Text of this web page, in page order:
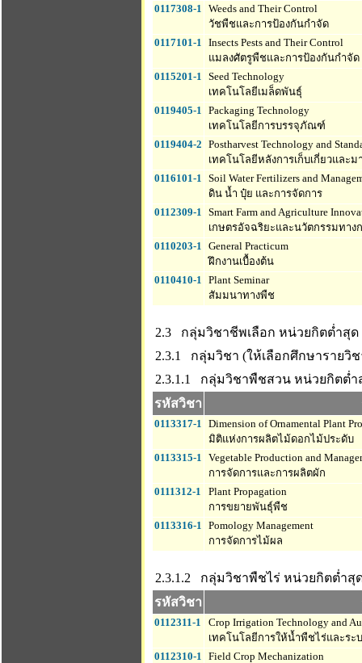
0117308-1 Weeds and Their Control
วัชพืชและการป้องกันกำจัด
0117101-1 Insects Pests and Their Control
แมลงศัตรูพืชและการป้องกันกำจัด
0115201-1 Seed Technology
เทคโนโลยีเมล็ดพันธุ์
0119405-1 Packaging Technology
เทคโนโลยีการบรรจุภัณฑ์
0119404-2 Postharvest Technology and
เทคโนโลยีหลังการเก็บเกี่ยวและ
0116101-1 Soil Water Fertilizers and
ดิน น้ำ ปุ๋ย และการจัดการ
0112309-1 Smart Farm and Agriculture
เกษตรอัจฉริยะและนวัตกรรมทาง
0110203-1 General Practicum
ฝึกงานเบื้องต้น
0110410-1 Plant Seminar
สัมมนาทางพืช
2.3 กลุ่มวิชาชีพเลือก หน่วยกิตต่ำสุด
2.3.1 กลุ่มวิชา (ให้เลือกศึกษารายวิ
2.3.1.1 กลุ่มวิชาพืชสวน หน่วยกิตต่ำ
รหัสวิชา
0113317-1 Dimension of Ornamental Plant
มิติแห่งการผลิตไม้ดอกไม้ประดับ
0113315-1 Vegetable Production and
การจัดการและการผลิตผัก
0111312-1
Plant Propagation
การขยายพันธุ์พืช
0113316-1 Pomology Management
การจัดการไม้ผล
2.3.1.2 กลุ่มวิชาพืชไร่ หน่วยกิตต่ำสุ
รหัสวิชา
0112311-1
Crop Irrigation Technology and
เทคโนโลยีการให้น้ำพืชไร่และระ
0112310-1 Field Crop Mechanization